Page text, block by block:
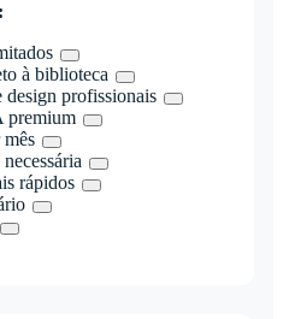
à biblioteca
design profissionais
premium
rápidos